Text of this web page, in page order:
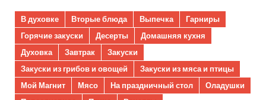
В духовке Вторые блюда Выпечка
Гарниры
Горячие закуски
Десерты
Домашняя кухня
Духовка
Завтрак
Закуски
Закуски из грибов и овощей
Закуски из мяса и птицы
Мой Магнит
Мясо На праздничный стол
Оладушки